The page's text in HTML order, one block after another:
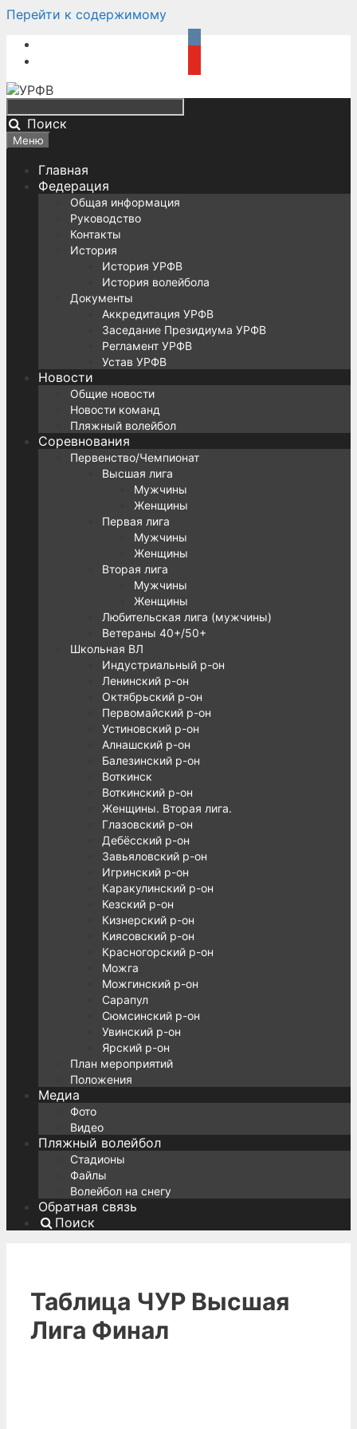
Перейти к содержимому
Поиск
Меню
Главная
Федерация
Общая информация
Руководство
Контакты
История
История УРФВ
История волейбола
Документы
Аккредитация УРФВ
Заседание Президиума УРФВ
Регламент УРФВ
Устав УРФВ
Новости
Общие новости
Новости команд
Пляжный волейбол
Соревнования
Первенство/Чемпионат
Высшая лига
Мужчины
Женщины
Первая лига
Мужчины
Женщины
Вторая лига
Мужчины
Женщины
Любительская лига (мужчины)
Ветераны 40+/50+
Школьная ВЛ
Индустриальный р-он
Ленинский р-он
Октябрьский р-он
Первомайский р-он
Устиновский р-он
Алнашский р-он
Балезинский р-он
Воткинск
Воткинский р-он
Женщины. Вторая лига.
Глазовский р-он
Дебёсский р-он
Завьяловский р-он
Игринский р-он
Каракулинский р-он
Кезский р-он
Кизнерский р-он
Киясовский р-он
Красногорский р-он
Можга
Можгинский р-он
Сарапул
Сюмсинский р-он
Увинский р-он
Ярский р-он
План мероприятий
Положения
Медиа
Фото
Видео
Пляжный волейбол
Стадионы
Файлы
Волейбол на снегу
Обратная связь
Поиск
Таблица ЧУР Высшая
Лига Финал